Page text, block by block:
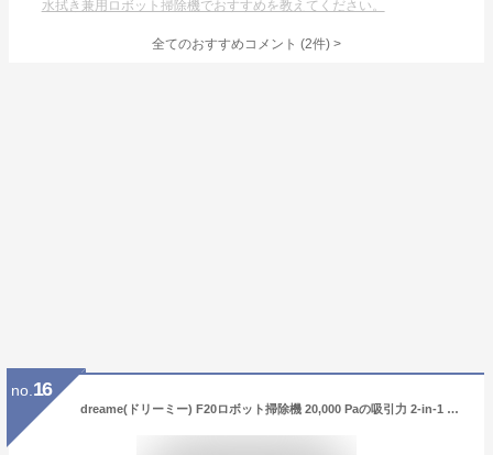
水拭き兼用ロボット掃除機でおすすめを教えてください。
全てのおすすめコメント (2件) >
no. 16
dreame(ドリーミー) F20ロボット掃除機 20,000 Paの吸引力 2-in-1 吸引・水拭き両用 二重構造の絡まり防止機能 カーペットクリーニング機能 壁際から部屋の隅までしっかり掃除 スマートナヒ ゲーション機能 Wi-Fi対応 音声コントロール対応 アプリコントロール お掃除ロボット ホワイト F20